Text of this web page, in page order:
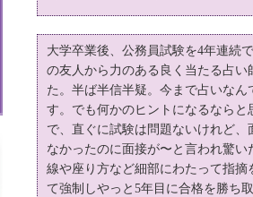
大学卒業後、公務員試験を4年連続
の友人から力のある良く当たる占
た。半ば半信半疑。今まで占いな
す。でも何かのヒントになるなら
で、直ぐに試験は問題ないけれど
なかったのに面接が〜と言われ驚
線や座り方など細部にわたって指
て強制しやっと5年目に合格を勝ち